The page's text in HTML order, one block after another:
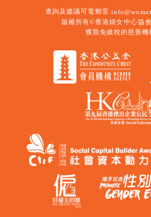
查詢及建議可電郵至
版權所有©香港婦女中心協
獲豁免繳稅的慈善機